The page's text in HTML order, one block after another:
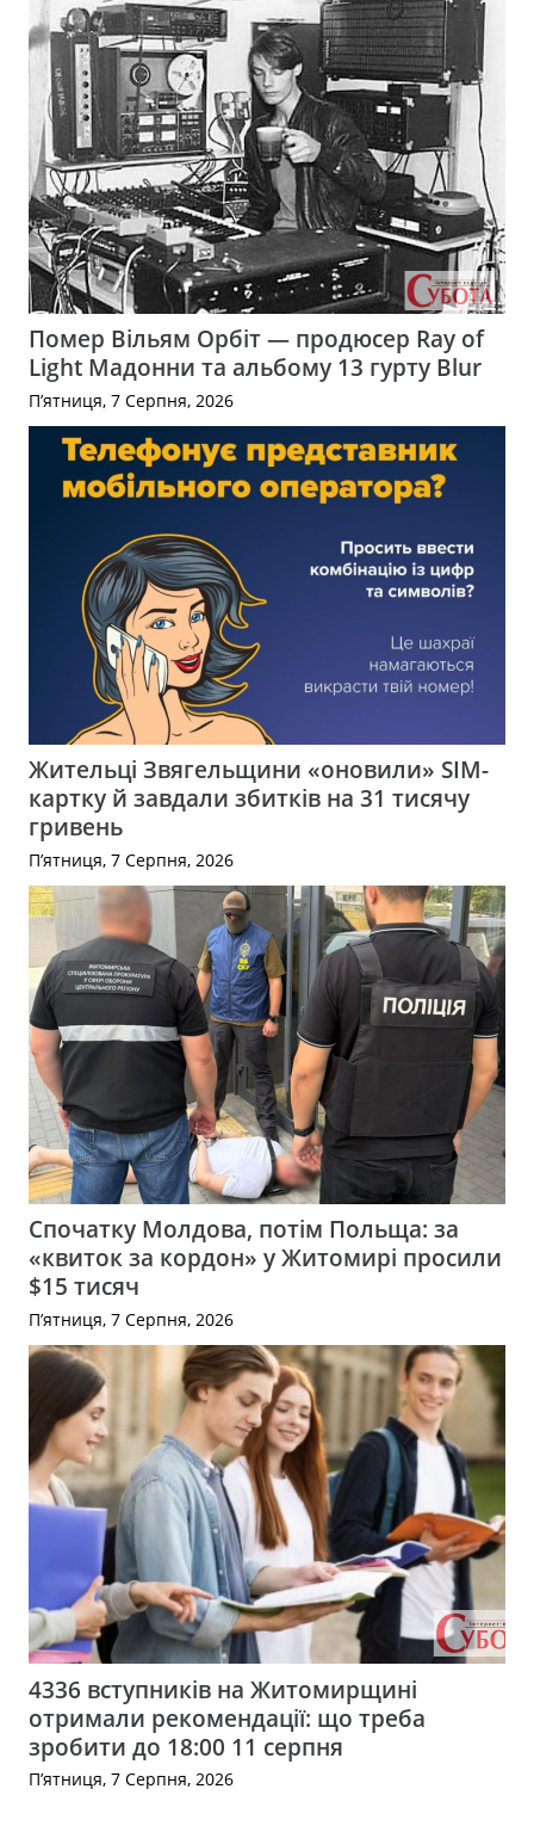
Помер Вільям Орбіт — продюсер Ray of
Light Мадонни та альбому 13 гурту Blur
П’ятниця, 7 Серпня, 2026
Жительці Звягельщини «оновили» SIM-
картку й завдали збитків на 31 тисячу
гривень
П’ятниця, 7 Серпня, 2026
Спочатку Молдова, потім Польща: за
«квиток за кордон» у Житомирі просили
$15 тисяч
П’ятниця, 7 Серпня, 2026
4336 вступників на Житомирщині
отримали рекомендації: що треба
зробити до 18:00 11 серпня
П’ятниця, 7 Серпня, 2026